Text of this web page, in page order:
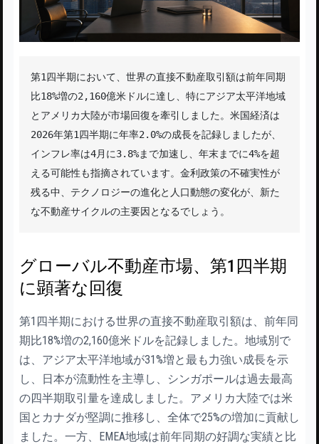
第1四半期において、世界の直接不動産取引額は前年同期
比18%増の2,160億米ドルに達し、特にアジア太平洋地域
とアメリカ大陸が市場回復を牽引しました。米国経済は
2026年第1四半期に年率2.0%の成長を記録しましたが、
インフレ率は4月に3.8%まで加速し、年末までに4%を超
える可能性も指摘されています。金利政策の不確実性が
残る中、テクノロジーの進化と人口動態の変化が、新た
な不動産サイクルの主要因となるでしょう。
グローバル不動産市場、第1四半期
に顕著な回復
第1四半期における世界の直接不動産取引額は、前年同
期比18%増の2,160億米ドルを記録しました。地域別で
は、アジア太平洋地域が31%増と最も力強い成長を示
し、日本が流動性を主導し、シンガポールは過去最高
の四半期取引量を達成しました。アメリカ大陸では米
国とカナダが堅調に推移し、全体で25%の増加に貢献し
ました。一方、EMEA地域は前年同期の好調な実績と比